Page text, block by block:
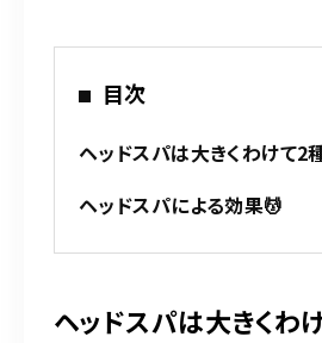
目次
ヘッドスパは大きくわけて2
ヘッドスパによる効果💆
ヘッドスパは大きくわ
【an rio】営業時間 10:00～
098-917-
【anrio MAR】営業時間 10:00～